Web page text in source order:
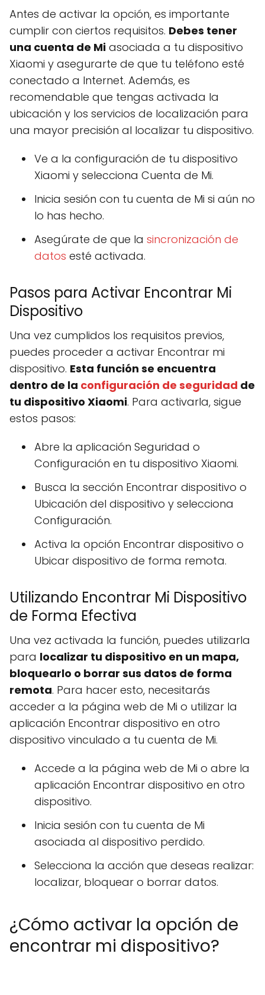
Antes de activar la opción, es importante
cumplir con ciertos requisitos. Debes tener
una cuenta de Mi asociada a tu dispositivo
Xiaomi y asegurarte de que tu teléfono esté
conectado a Internet. Además, es
recomendable que tengas activada la
ubicación y los servicios de localización para
una mayor precisión al localizar tu dispositivo.
Ve a la configuración de tu dispositivo
Xiaomi y selecciona Cuenta de Mi.
Inicia sesión con tu cuenta de Mi si aún no
lo has hecho.
Asegúrate de que la sincronización de
datos esté activada.
Pasos para Activar Encontrar Mi
Dispositivo
Una vez cumplidos los requisitos previos,
puedes proceder a activar Encontrar mi
dispositivo. Esta función se encuentra
dentro de la configuración de seguridad de
tu dispositivo Xiaomi. Para activarla, sigue
estos pasos:
Abre la aplicación Seguridad o
Configuración en tu dispositivo Xiaomi.
Busca la sección Encontrar dispositivo o
Ubicación del dispositivo y selecciona
Configuración.
Activa la opción Encontrar dispositivo o
Ubicar dispositivo de forma remota.
Utilizando Encontrar Mi Dispositivo
de Forma Efectiva
Una vez activada la función, puedes utilizarla
para localizar tu dispositivo en un mapa,
bloquearlo o borrar sus datos de forma
remota. Para hacer esto, necesitarás
acceder a la página web de Mi o utilizar la
aplicación Encontrar dispositivo en otro
dispositivo vinculado a tu cuenta de Mi.
Accede a la página web de Mi o abre la
aplicación Encontrar dispositivo en otro
dispositivo.
Inicia sesión con tu cuenta de Mi
asociada al dispositivo perdido.
Selecciona la acción que deseas realizar:
localizar, bloquear o borrar datos.
¿Cómo activar la opción de
encontrar mi dispositivo?